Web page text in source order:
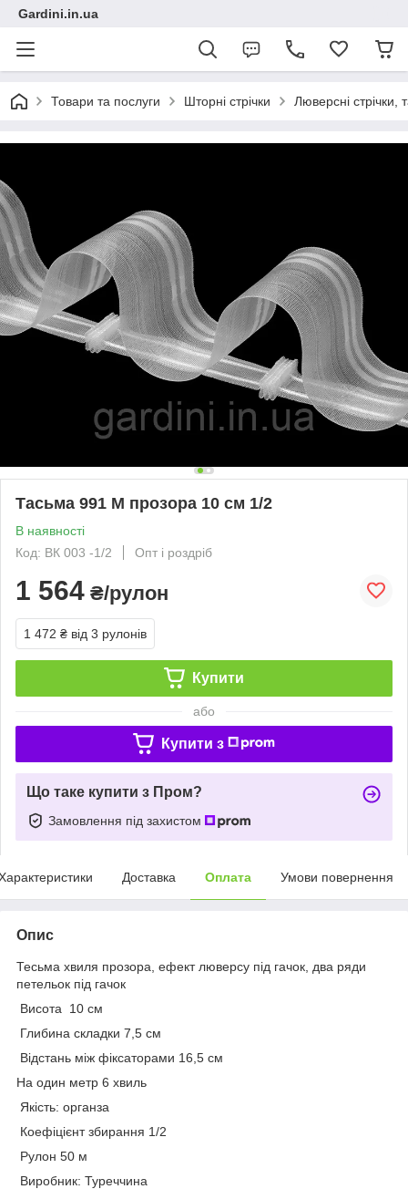
Gardini.in.ua
Товари та послуги Шторні стрічки Люверсні стрічки,
Тасьма 991 М прозора 10 см 1/2
В наявності
Код: ВК 003 -1/2
Опт і роздріб
1 564 ₴/рулон
1 472 ₴ від 3 рулонів
Купити
або
Купити з
Що таке купити з Пром?
Замовлення під захистом
Доставка Оплата Умови повернення
Опис
Тесьма хвиля прозора, ефект люверсу під гачок, два ряди
петельок під гачок
Висота 10 см
Глибина складки 7,5 см
Відстань між фіксаторами 16,5 см
На один метр 6 хвиль
Якість: органза
Коефіцієнт збирання 1/2
Рулон 50 м
Виробник: Туреччина